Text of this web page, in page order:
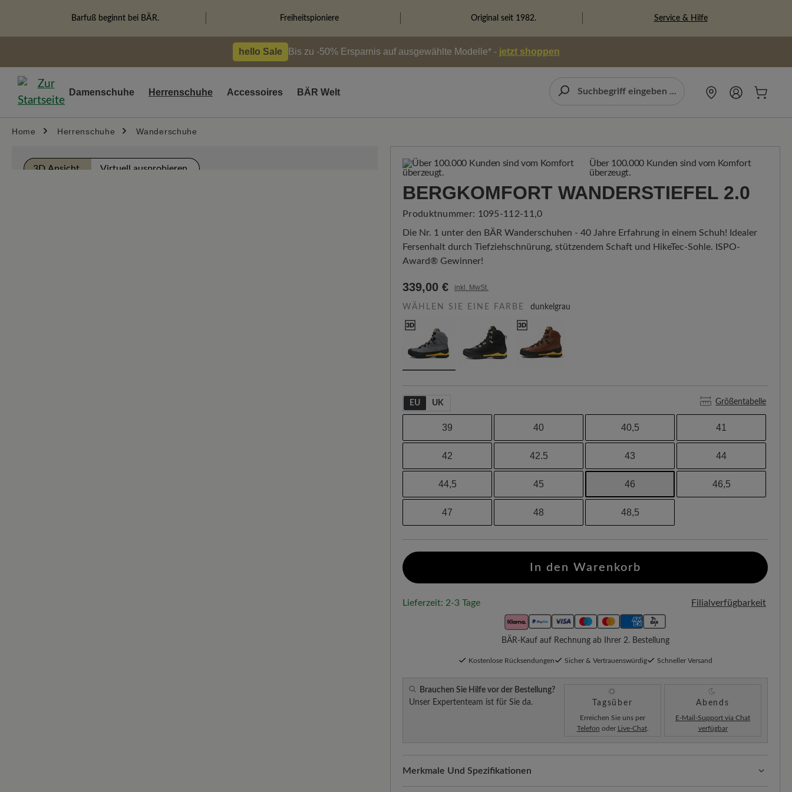
Zur Hauptnavigation springen
Barfuß beginnt bei BÄR. Freiheitspioniere Original seit 1982. Service & Hilfe
hello Sale Bis zu -50% Ersparnis auf ausgewählte Modelle* - jetzt shoppen
Damenschuhe Herrenschuhe Accessoires BÄR Welt
Home Herrenschuhe Wanderschuhe
3D Ansicht Virtuell ausprobieren
Über 100.000 Kunden sind vom Komfort
überzeugt.
BERGKOMFORT WANDERSTIEFEL 2.0
Produktnummer: 1095-112-11,0
Die Nr. 1 unter den BÄR Wanderschuhen - 40 Jahre Erfahrung in einem Schuh! Idealer
Fersenhalt durch Tiefziehschnürung, stützendem Schaft und HikeTec-Sohle. ISPO-
Award® Gewinner!
339,00 € inkl. MwSt.
WÄHLEN SIE EINE FARBE dunkelgrau
EU UK Größentabelle
39 40 40,5 41
42 42.5 43 44
44,5 45 46 46,5
47 48 48,5
In den Warenkorb
Lieferzeit: 2-3 Tage Filialverfügbarkeit
BÄR-Kauf auf Rechnung ab Ihrer 2. Bestellung
Kostenlose Rücksendungen Sicher & Vertrauenswürdig Schneller Versand
Brauchen Sie Hilfe vor der Bestellung?
Unser Expertenteam ist für Sie da.
Tagsüber
Erreichen Sie uns per
Telefon oder Live-Chat.
Abends
E-Mail-Support via Chat
verfügbar
Merkmale Und Spezifikationen
Freeyourfeet!Die perfekte Passform mit 100% Zehenfreiheit. Natürlich geformte